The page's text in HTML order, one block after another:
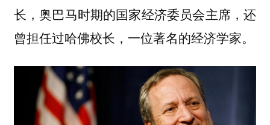
长，奥巴马时期的国家经济委员会主席，还
曾担任过哈佛校长，一位著名的经济学家。